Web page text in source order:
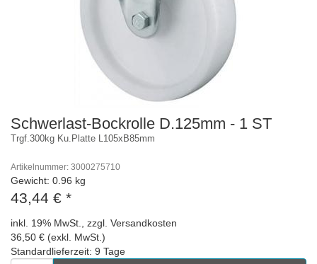
Schwerlast-Bockrolle D.125mm - 1 ST
Trgf.300kg Ku.Platte L105xB85mm
Artikelnummer: 3000275710
Gewicht: 0.96 kg
43,44 € *
inkl. 19% MwSt., zzgl. Versandkosten
36,50 € (exkl. MwSt.)
Standardlieferzeit: 9 Tage